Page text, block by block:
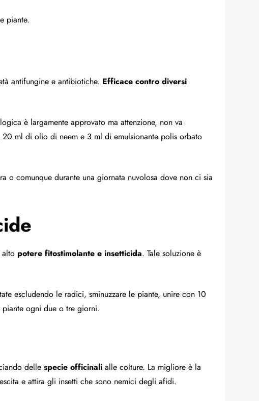
piante.
antifungine e antibiotiche. Efficace controdiversi
è largamente approvato ma attenzione, non va
ml di olio di neem e 3 ml di emulsionante polis orbato
o comunque durante una giornata nuvolosa dove non ci sia
potere fitostimolante e insetticida. Tale soluzione è
escludendo le radici, sminuzzare le piante, unire con 10
ogni due o tre giorni.
dellespecie officinali alle colture. La migliore è la
e attira gli insetti che sono nemici degli afidi.